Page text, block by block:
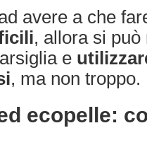
avere a che
, allora si
e
, ma non troppo.
ecopelle: